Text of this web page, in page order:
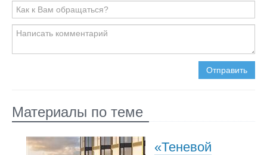
Отправить
Материалы по теме
«Теневой